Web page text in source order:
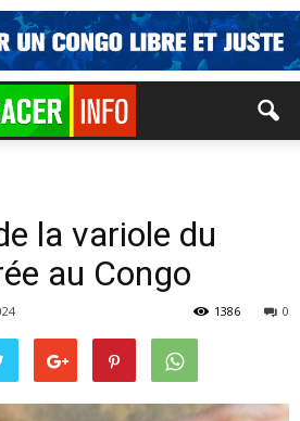
la variole du
au Congo
0
1386